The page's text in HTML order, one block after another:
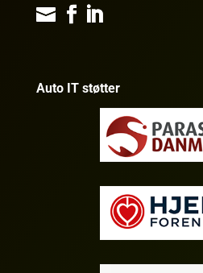
Auto IT støtter